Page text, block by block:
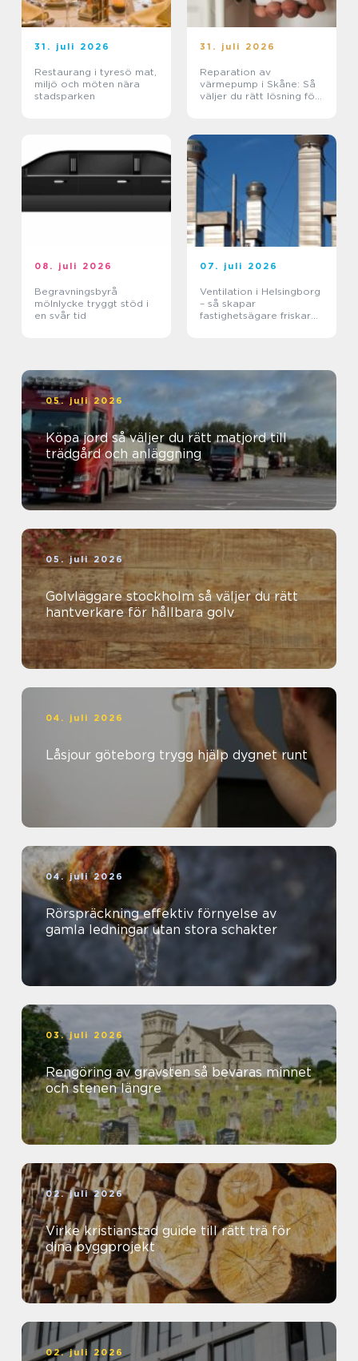
31. juli 2026
Restaurang i tyresö mat,
miljö och möten nära
stadsparken
31. juli 2026
Reparation av
värmepump i Skåne: Så
väljer du rätt lösning för
08. juli 2026
Begravningsbyrå
mölnlycke tryggt stöd i
en svår tid
07. juli 2026
Ventilation i Helsingborg
– så skapar
fastighetsägare friskare
05. juli 2026
Köpa jord så väljer du rätt matjord till
trädgård och anläggning
05. juli 2026
Golvläggare stockholm så väljer du rätt
hantverkare för hållbara golv
04. juli 2026
Låsjour göteborg trygg hjälp dygnet runt
04. juli 2026
Rörspräckning effektiv förnyelse av
gamla ledningar utan stora schakter
03. juli 2026
Rengöring av gravsten så bevaras minnet
och stenen längre
02. juli 2026
Virke kristianstad guide till rätt trä för
dina byggprojekt
02. juli 2026